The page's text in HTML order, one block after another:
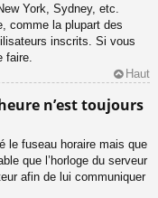
York, Sydney, etc.
comme la plupart des
inscrits. Si vous
faire.
Haut
n’est toujours
le fuseau horaire mais que
que l’horloge du serveur
afin de lui communiquer